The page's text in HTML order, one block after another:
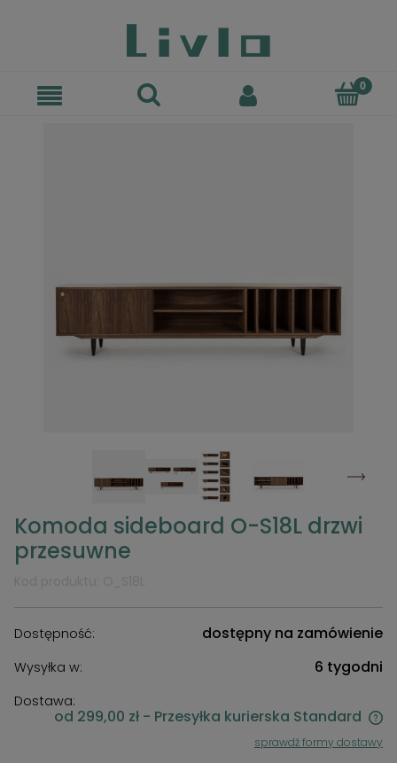
Komoda sideboard O-S18L drzwi
przesuwne
Dostępność: dostępny na zamówienie
Wysyłka w: 6 tygodni
Dostawa:
od 299,00 zł - Przesyłka kurierska Standard
Cena nie zawiera ewentualnych kosztów płatnościsprawdź formy dostawy